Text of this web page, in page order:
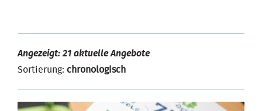
Angezeigt: 21 aktuelle Angebote
Sortierung: chronologisch